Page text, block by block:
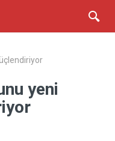
yeni